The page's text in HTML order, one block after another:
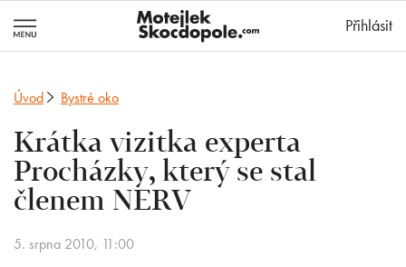
Přihlásit
Úvod Bystré oko
Krátka vizitka experta
Procházky, který se stal
členem NERV
5. srpna 2010, 11:00